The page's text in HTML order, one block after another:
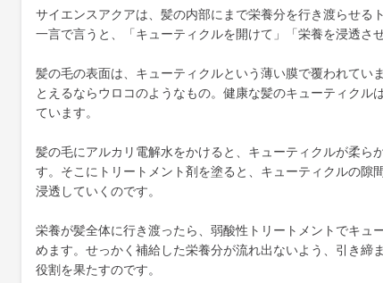
サイエンスアクアは、髪の内部にまで栄養分を行き渡らせる
一言で言うと、「キューティクルを開けて」「栄養を浸透さ
髪の毛の表面は、キューティクルという薄い膜で覆われてい
とえるならウロコのようなもの。健康な髪のキューティクル
ています。
髪の毛にアルカリ電解水をかけると、キューティクルが柔ら
す。そこにトリートメント剤を塗ると、キューティクルの隙
浸透していくのです。
栄養が髪全体に行き渡ったら、弱酸性トリートメントでキュ
めます。せっかく補給した栄養分が流れ出ないよう、引き締
役割を果たすのです。